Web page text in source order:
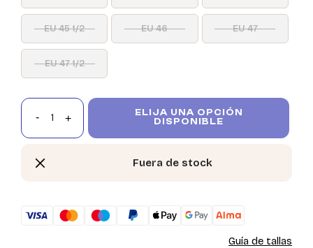
EU 45 1/2 EU 46 EU 47
EU 47 1/2
ELIJA UNA OPCIÓN
DISPONIBLE
Fuera de stock
Guía de tallas